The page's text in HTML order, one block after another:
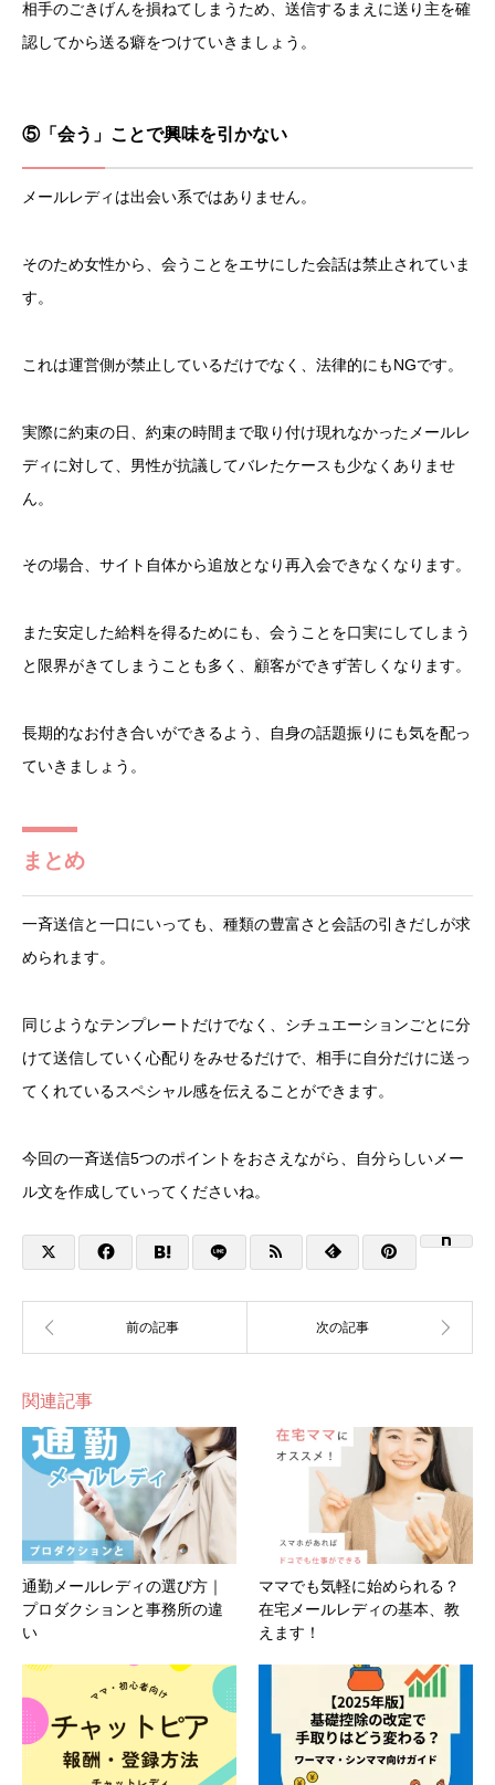
相手のごきげんを損ねてしまうため、送信するまえに送り主を確
認してから送る癖をつけていきましょう。
⑤「会う」ことで興味を引かない
メールレディは出会い系ではありません。
そのため女性から、会うことをエサにした会話は禁止されていま
す。
これは運営側が禁止しているだけでなく、法律的にもNGです。
実際に約束の日、約束の時間まで取り付け現れなかったメールレ
ディに対して、男性が抗議してバレたケースも少なくありませ
ん。
その場合、サイト自体から追放となり再入会できなくなります。
また安定した給料を得るためにも、会うことを口実にしてしまう
と限界がきてしまうことも多く、顧客ができず苦しくなります。
長期的なお付き合いができるよう、自身の話題振りにも気を配っ
ていきましょう。
まとめ
一斉送信と一口にいっても、種類の豊富さと会話の引きだしが求
められます。
同じようなテンプレートだけでなく、シチュエーションごとに分
けて送信していく心配りをみせるだけで、相手に自分だけに送っ
てくれているスペシャル感を伝えることができます。
今回の一斉送信5つのポイントをおさえながら、自分らしいメー
ル文を作成していってくださいね。
関連記事
通勤メールレディの選び方｜
プロダクションと事務所の違
い
ママでも気軽に始められる？
在宅メールレディの基本、教
えます！